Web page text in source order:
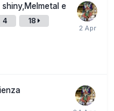
e
4 18